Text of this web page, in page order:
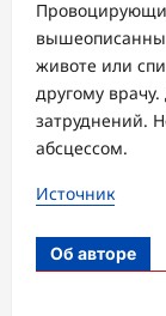
животе или
другому
затруднений.
абсцессом.
Источник
Об авторе